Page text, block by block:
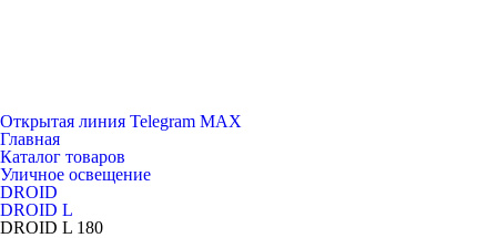
Открытая линия Telegram MAX
Главная
Каталог товаров
Уличное освещение
DROID
DROID L
DROID L 180